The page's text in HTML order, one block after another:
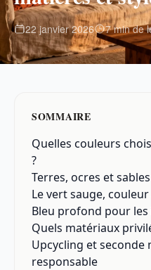
22 janvier 2026 7 min de
SOMMAIRE
Quelles couleurs
?
Terres, ocres et sables
Le vert sauge, couleur
Bleu profond pour
Quels matériaux
Upcycling et seconde
responsable